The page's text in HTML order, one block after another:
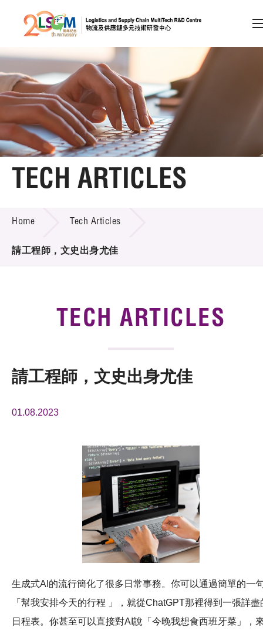
Skip to content (Press enter)
Member Login
A EN 繁 简
Home
Technology Transfer
Project & Funding Schemes
Membership
TECH ARTICLES
Home Tech Articles
請工程師，文史出身尤佳
TECH ARTICLES
請工程師，文史出身尤佳
01.08.2023
生成式AI的流行簡化了很多日常事務。你可以通過簡單的一
「幫我安排今天的行程 」，就從ChatGPT那裡得到一張詳盡
日程表。你甚至可以直接對AI說「今晚我想食西班牙菜」，